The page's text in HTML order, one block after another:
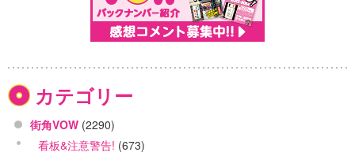
カテゴリー
街角VOW (2290)
看板&注意警告! (673)